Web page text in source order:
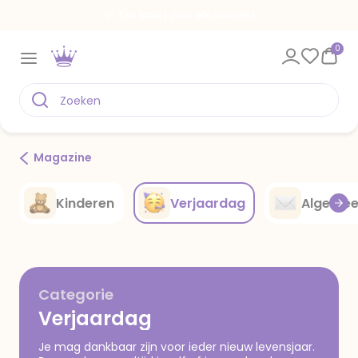
0
Magazine
Kinderen Verjaardag
Categorie
Verjaardag
Je mag dankbaar zijn voor ieder nieuw levensjaar.